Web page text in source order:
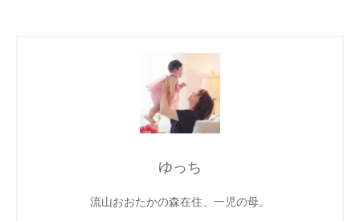
ゆっち
流山おおたかの森在住、一児の母。